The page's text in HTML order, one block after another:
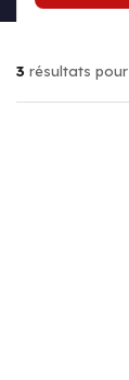
3 résultats pour